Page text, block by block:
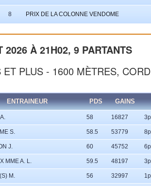
8 PRIX DE LA COLONNE VENDOME
À 21H02, 9 PARTANTS
PLUS - 1600 MÈTRES,
ENTRAINEUR PDS GAINS
58 16827
S. 58.5 53779
J. 60 45752
MME A. L. 59.5 48197
M. 56 32997